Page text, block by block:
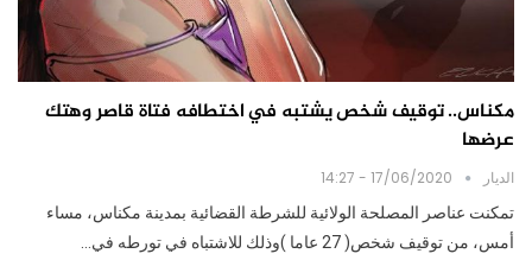
مكناس.. توقيف شخص يشتبه في اختطافه فتاة قاصر وهتك
عرضها
الديار 17/06/2020 - 14:27
تمكنت عناصر المصلحة الولائية للشرطة القضائية بمدينة مكناس، مساء
أمس، من توقيف شخص( 27 عاما )وذلك للاشتباه في تورطه في…